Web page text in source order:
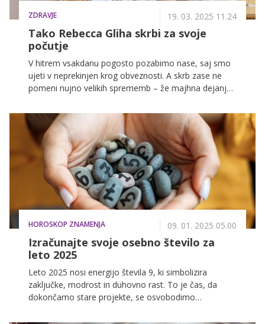
ZDRAVJE 19. 03. 2025 11.24
Tako Rebecca Gliha skrbi za svoje
počutje
V hitrem vsakdanu pogosto pozabimo nase, saj smo
ujeti v neprekinjen krog obveznosti. A skrb zase ne
pomeni nujno velikih sprememb – že majhna dejanja,
naravi ali omejevanje časa pred zasloni, lahko vplivajo
na naše počutje. Slovenska vplivnica Rebecca Gliha se
tega dobro zaveda in v videu razkriva, kako tudi v
najbolj stresnih tednih najde čas zase ter s
preprostimi koraki poskrbi za svoje dobro počutje.
HOROSKOP ZNAMENJA 09. 01. 2025 05.00
Izračunajte svoje osebno število za
leto 2025
Leto 2025 nosi energijo števila 9, ki simbolizira
zaključke, modrost in duhovno rast. To je čas, da
dokončamo stare projekte, se osvobodimo
Število 9 nas spodbuja k sočutju, velikodušnosti in